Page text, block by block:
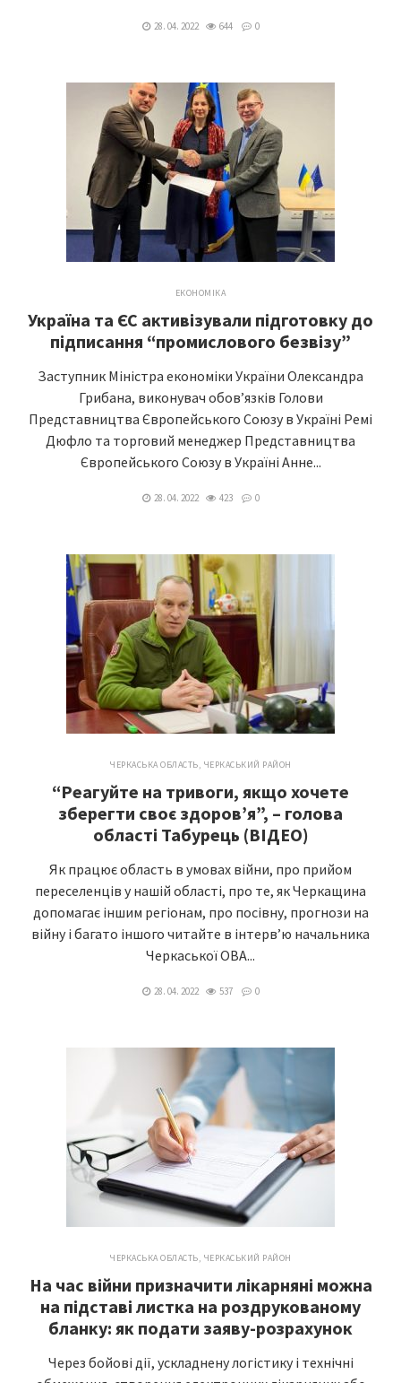
28. 04. 2022 644 0
ЕКОНОМІКА
Україна та ЄС активізували підготовку до
підписання “промислового безвізу”
Заступник Міністра економіки України Олександра
Грибана, виконувач обов’язків Голови
Представництва Європейського Союзу в Україні Ремі
Дюфло та торговий менеджер Представництва
Європейського Союзу в Україні Анне...
28. 04. 2022 423 0
ЧЕРКАСЬКА ОБЛАСТЬ, ЧЕРКАСЬКИЙ РАЙОН
“Реагуйте на тривоги, якщо хочете
зберегти своє здоров’я”, – голова
області Табурець (ВІДЕО)
Як працює область в умовах війни, про прийом
переселенців у нашій області, про те, як Черкащина
допомагає іншим регіонам, про посівну, прогнози на
війну і багато іншого читайте в інтерв’ю начальника
Черкаської ОВА...
28. 04. 2022 537 0
ЧЕРКАСЬКА ОБЛАСТЬ, ЧЕРКАСЬКИЙ РАЙОН
На час війни призначити лікарняні можна
на підставі листка на роздрукованому
бланку: як подати заяву-розрахунок
Через бойові дії, ускладнену логістику і технічні